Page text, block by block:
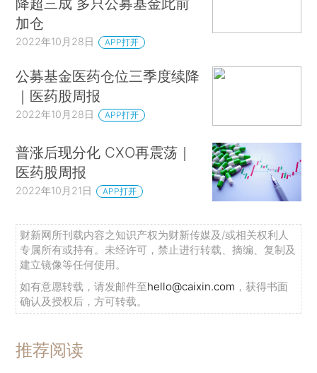
加仓
2022年10月28日 APP打开
公募基金医药仓位三季度续降
｜医药股周报
2022年10月28日 APP打开
普涨后现分化 CXO再震荡｜
医药股周报
2022年10月21日 APP打开
财新网所刊载内容之知识产权为财新传媒及/或相关权利人
专属所有或持有。未经许可，禁止进行转载、摘编、复制及
建立镜像等任何使用。
如有意愿转载，请发邮件至hello@caixin.com ，获得书面
确认及授权后，方可转载。
推荐阅读